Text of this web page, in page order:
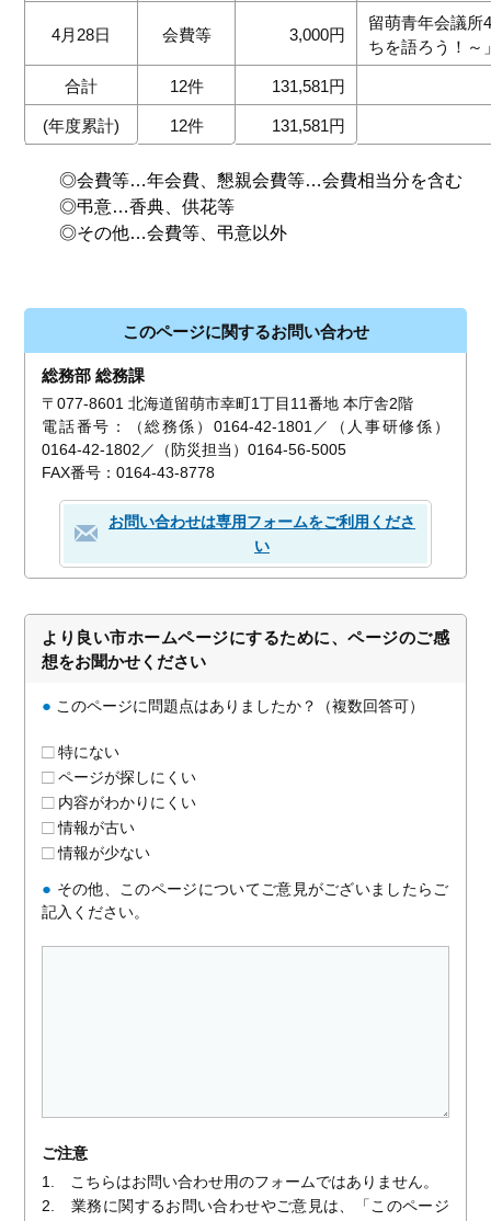
4月28日 会費等 3,000円
留萌青年会議所
ちを語ろう！～
合計 12件 131,581円
(年度累計) 12件 131,581円
◎会費等…年会費、懇親会費等…会費相当分を含む
◎弔意…香典、供花等
◎その他…会費等、弔意以外
このページに関するお問い合わせ
総務部 総務課
〒077-8601 北海道留萌市幸町1丁目11番地 本庁舎2階
電話番号：（総務係）0164-42-1801／（人事研修係）
0164-42-1802／（防災担当）0164-56-5005
FAX番号：0164-43-8778
お問い合わせは専用フォームをご利用くださ
い
より良い市ホームページにするために、ページのご感
想をお聞かせください
● このページに問題点はありましたか？（複数回答可）
特にない
ページが探しにくい
内容がわかりにくい
情報が古い
情報が少ない
● その他、このページについてご意見がございましたらご
記入ください。
ご注意
1. こちらはお問い合わせ用のフォームではありません。
2. 業務に関するお問い合わせやご意見は、「このページ